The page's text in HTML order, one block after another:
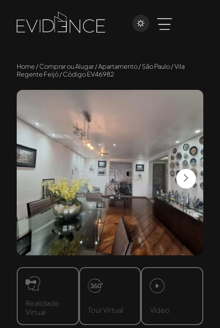
Home / Comprar ou Alugar / Apartamento / São Paulo / Vila
Regente Feijó / Código EV46982
Realidade
Virtual
Tour Virtual Vídeo